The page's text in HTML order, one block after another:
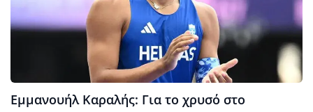
Εμμανουήλ Καραλής: Για το χρυσό στο